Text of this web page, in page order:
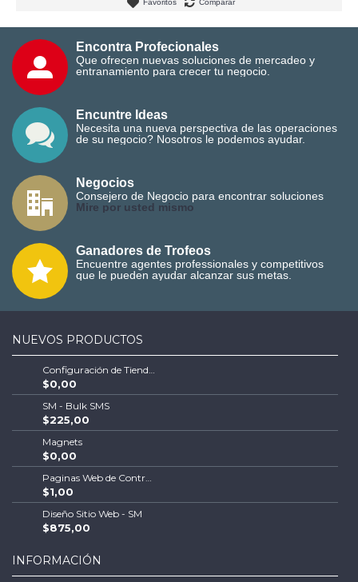
Encontra Profecionales
Que ofrecen nuevas soluciones de mercadeo y
entranamiento para crecer tu negocio.
Encuntre Ideas
Necesita una nueva perspectiva de las operaciones
de su negocio? Nosotros le podemos ayudar.
Negocios
Consejero de Negocio para encontrar soluciones
Mire por usted mismo
Ganadores de Trofeos
Encuentre agentes professionales y competitivos
que le pueden ayudar alcanzar sus metas.
NUEVOS PRODUCTOS
$0,00
SM - Bulk SMS
$225,00
Magnets
$0,00
$1,00
Diseño Sitio Web - SM
$875,00
INFORMACIÓN